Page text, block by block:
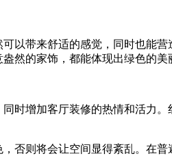
以带来舒适的感觉，同时也能
然的家饰，都能体现出绿色的美
时增加客厅装修的热情和活力
否则将会让空间显得紊乱。在